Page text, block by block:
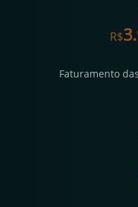
R$
Faturamento